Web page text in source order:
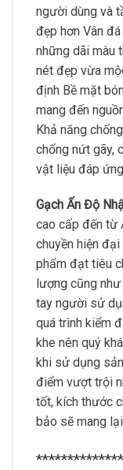
người dùng và
đẹp hơn Vân
những dãi màu
nét đẹp vừa
định Bề mặt
mang đến
Khả năng
chống nứt gãy,
vật liệu đáp
Gạch Ấn Độ
cao cấp đến từ
chuyền hiện
phẩm đạt tiêu
lượng cũng
tay người sử
quá trình kiểm
khe nên quý
khi sử dụng
điểm vượt trội
tốt, kích thước
bảo sẽ mang